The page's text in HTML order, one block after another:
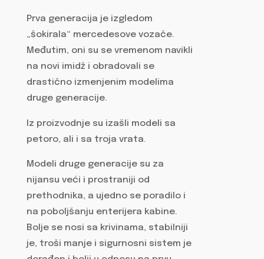
Prva generacija je izgledom
„šokirala“ mercedesove vozače.
Međutim, oni su se vremenom navikli
na novi imidž i obradovali se
drastično izmenjenim modelima
druge generacije.
Iz proizvodnje su izašli modeli sa
petoro, ali i sa troja vrata.
Modeli druge generacije su za
nijansu veći i prostraniji od
prethodnika, a ujedno se poradilo i
na poboljšanju enterijera kabine.
Bolje se nosi sa krivinama, stabilniji
je, troši manje i sigurnosni sistem je